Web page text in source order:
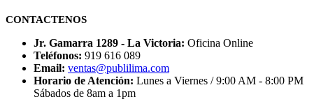
CONTACTENOS
Jr. Gamarra 1289 - La Victoria: Oficina Online
Teléfonos: 919 616 089
Email: ventas@publilima.com
Horario de Atención: Lunes a Viernes / 9:00 AM - 8:00 PM
Sábados de 8am a 1pm